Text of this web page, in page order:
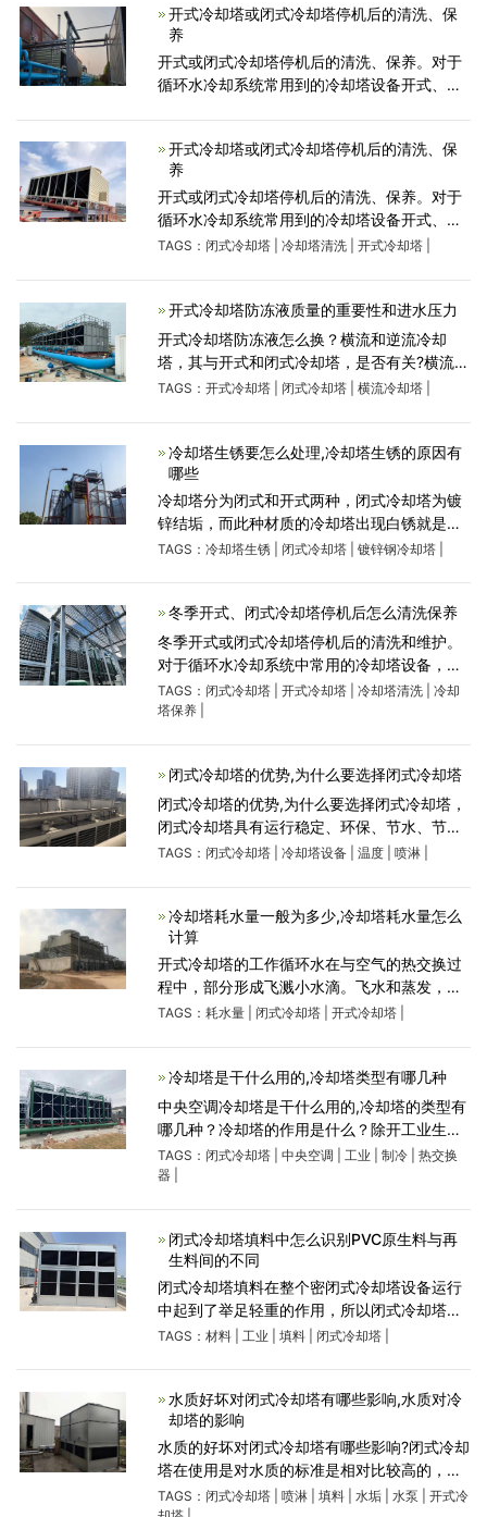
开式冷却塔或闭式冷却塔停机后的清洗、保
养
开式或闭式冷却塔停机后的清洗、保养。对于
循环水冷却系统常用到的冷却塔设备开式、闭
冷却塔停机后
开式冷却塔或闭式冷却塔停机后的清洗、保
养
开式或闭式冷却塔停机后的清洗、保养。对于
循环水冷却系统常用到的冷却塔设备开式、闭
式或横流冷却塔定期是需了清洗和保养的，这
TAGS： 闭式冷却塔| 冷却塔清洗| 开式冷却塔|
开式冷却塔防冻液质量的重要性和进水压力
开式冷却塔防冻液怎么换？横流和逆流冷却
塔，其与开式和闭式冷却塔，是否有关?横流或
逆流冷却塔，其主要是针对水流动方向和风向
TAGS： 开式冷却塔| 闭式冷却塔| 横流冷却塔|
冷却塔生锈要怎么处理,冷却塔生锈的原因有
哪些
冷却塔分为闭式和开式两种，闭式冷却塔为镀
锌结垢，而此种材质的冷却塔出现白锈就是一
个大敌。正常情况下，冷却塔的寿命在20年以
TAGS： 冷却塔生锈| 闭式冷却塔| 镀锌钢冷却塔|
冬季开式、闭式冷却塔停机后怎么清洗保养
冬季开式或闭式冷却塔停机后的清洗和维护。
对于循环水冷却系统中常用的冷却塔设备，需
要按时清洗和维护，以达到良好的循环水冷却
效果。1、散水系统、检查冷却塔主水管、分水
TAGS： 闭式冷却塔| 开式冷却塔| 冷却塔清洗| 冷却
塔保养|
闭式冷却塔的优势,为什么要选择闭式冷却塔
闭式冷却塔的优势,为什么要选择闭式冷却塔，
闭式冷却塔具有运行稳定、环保、节水、节
能、安装维修方便、占地空间小、使用寿命长
TAGS： 闭式冷却塔| 冷却塔设备| 温度| 喷淋|
冷却塔耗水量一般为多少,冷却塔耗水量怎么
计算
开式冷却塔的工作循环水在与空气的热交换过
程中，部分形成飞溅小水滴。飞水和蒸发，是
开式冷却塔耗水量存在的根本。冷却塔的耗水
TAGS： 耗水量| 闭式冷却塔| 开式冷却塔|
冷却塔是干什么用的,冷却塔类型有哪几种
中央空调冷却塔是干什么用的,冷却塔的类型有
哪几种？冷却塔的作用是什么？除开工业生产
制冷行业之外，中央空调制冷系统也会使用。
冷却塔的种类诸多，按通风方法可分成当然通
TAGS： 闭式冷却塔| 中央空调 工业 制冷| 热交换
器|
闭式冷却塔填料中怎么识别PVC原生料与再
生料间的不同
闭式冷却塔填料在整个密闭式冷却塔设备运行
中起到了举足轻重的作用，所以闭式冷却塔填
料质量的优劣也间接影响着密闭式冷却塔的整
TAGS： 材料| 工业 填料| 闭式冷却塔|
水质好坏对闭式冷却塔有哪些影响,水质对冷
却塔的影响
水质的好坏对闭式冷却塔有哪些影响?闭式冷却
塔在使用是对水质的标准是相对比较高的，不
论是闭式冷却塔還是开式冷却塔，水是要持续
TAGS： 闭式冷却塔| 喷淋| 填料| 水垢| 水泵
开式冷